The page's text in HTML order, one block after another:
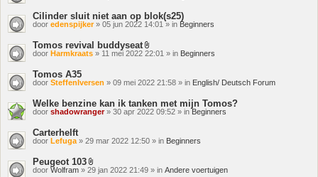
Cilinder sluit niet aan op blok(s25)
door edenspijker» 05 jun 2022 14:01 » in Beginners
Tomos revival buddyseat
Bijlage(n)
door Harmkraats » 11 mei 2022 22:01 » in Beginners
Tomos A35
door SteffenIversen » 09 mei 2022 21:58 » in English/ Deutsch Forum
Welke benzine kan ik tanken met mijn Tomos?
door shadowranger» 30 apr 2022 09:52 » inBeginners
Carterhelft
door Lefuga » 29 mar 2022 12:50 » in Beginners
Peugeot 103
Bijlage(n)
door Wolfram » 29 jan 2022 21:49 » in Andere voertuigen